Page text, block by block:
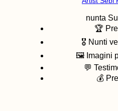
nunta
🏆
🎖️ Nunti
🖼️ Imagini
💬
💰